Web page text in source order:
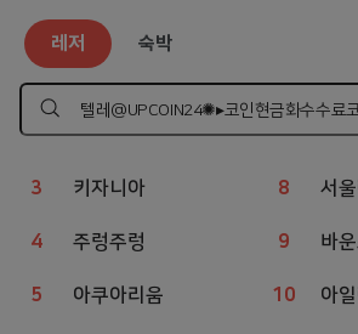
레저 숙박
하
레저 인기 검색어
1 웨이브파크
2 챔피언
3 키자니아
4 주렁주렁
5 아쿠아리움
6 볼
7 상
8 서
9 바
10 아